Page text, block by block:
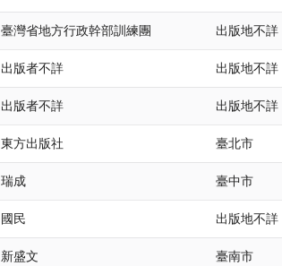
臺灣省地方行政幹部訓練團 出版地不詳
出版者不詳 出版地不詳
出版者不詳 出版地不詳
東方出版社 臺北市
瑞成 臺中市
國民 出版地不詳
新盛文 臺南市